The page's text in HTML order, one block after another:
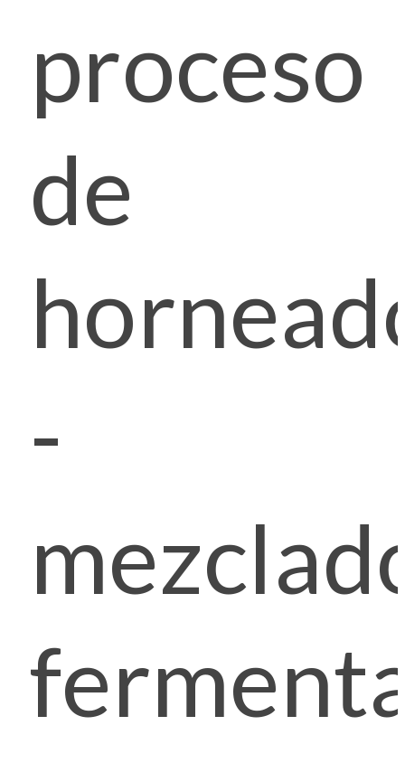
proceso
de
-